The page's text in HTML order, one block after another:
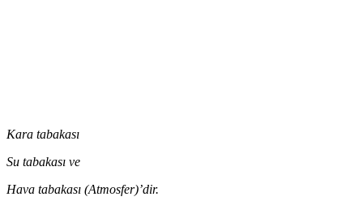
Kara tabakası
Su tabakası ve
Hava tabakası (Atmosfer)’dir.